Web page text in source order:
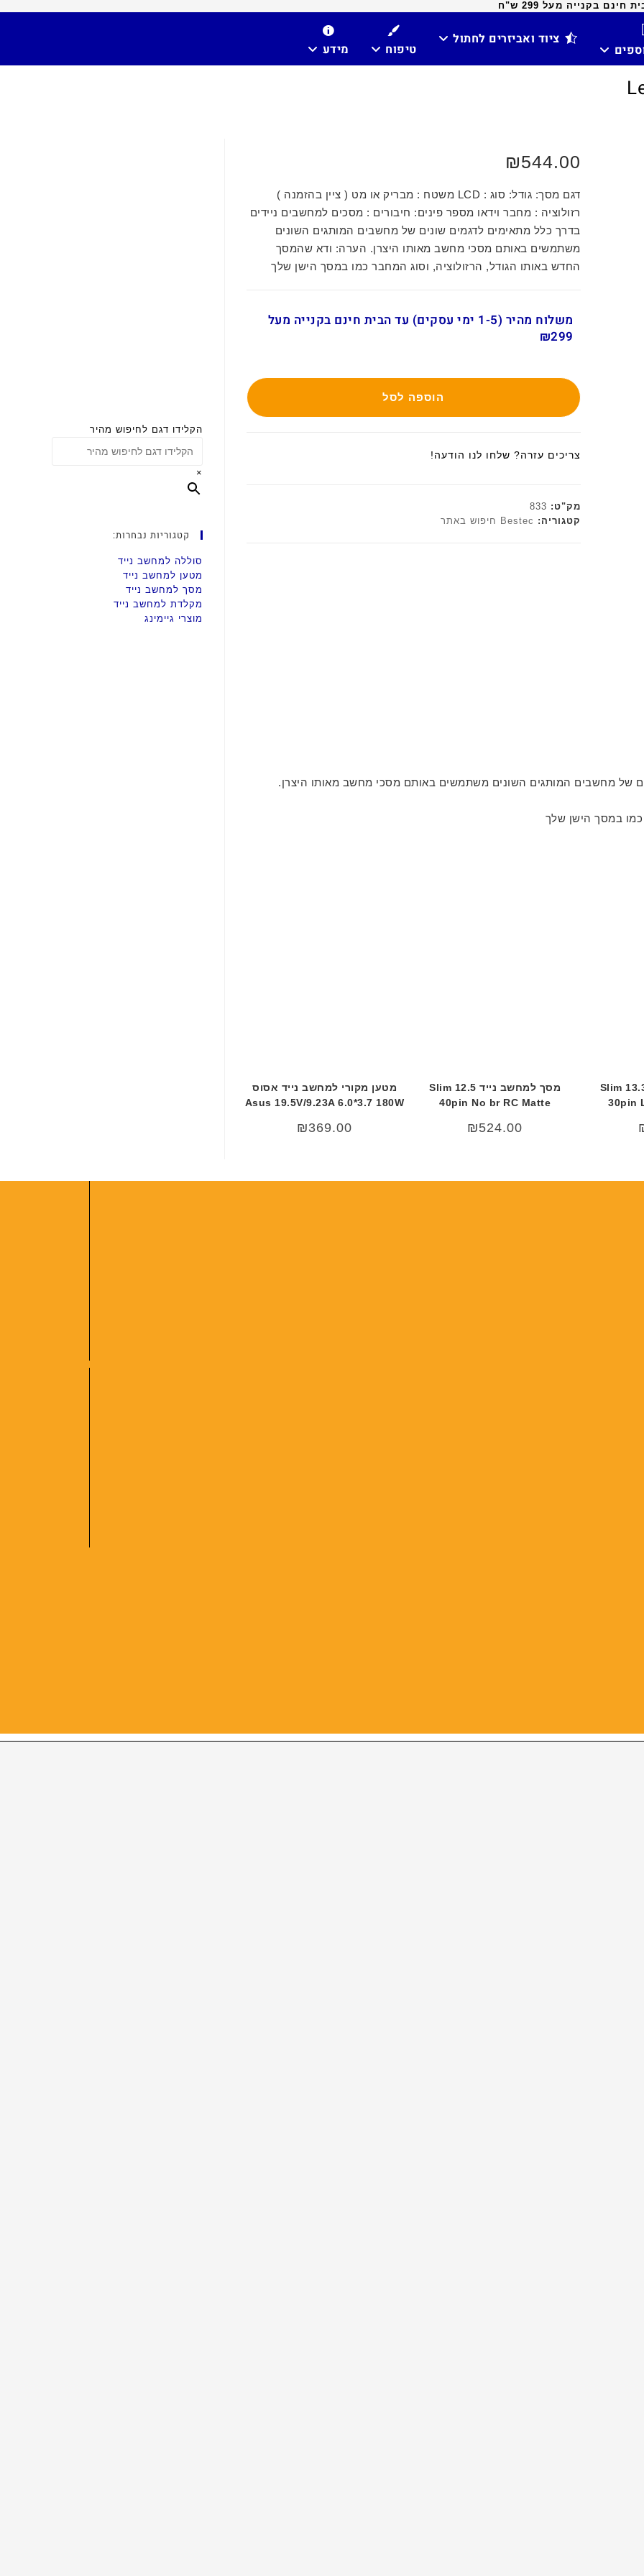
בקנייה מעל 299 ש"ח
ציוד ואביזרים לחתול
טיפוח מידע
₪544.00
דגם מסך: גודל: סוג : LCD משטח : מבריק או מט ( ציין בהזמנה )
רזולוציה : מחבר וידאו מספר פינים: חיבורים : מסכים למחשבים ניידים
בדרך כלל מתאימים לדגמים שונים של מחשבים המותגים השונים
משתמשים באותם מסכי מחשב מאותו היצרן. הערה: ודא שהמסך
החדש באותו הגודל, הרזולוציה, וסוג המחבר כמו במסך הישן שלך
משלוח מהיר (1-5 ימי עסקים) עד הבית חינם בקנייה מעל
₪299
הוספה לסל
צריכים עזרה? שלחו לנו הודעה!
מק"ט: 833
קטגוריה: Bestec חיפוש באתר
של מחשבים המותגים השונים משתמשים באותם מסכי מחשב מאותו היצרן.
במסך הישן שלך
מסך למחשב נייד 13.3 Slim
30pin
מסך למחשב נייד 12.5 Slim
40pin No br RC Matte
₪524.00
מטען מקורי למחשב נייד אסוס
Asus 19.5V/9.23A 6.0*3.7 180W
₪369.00
הקלידו דגם לחיפוש מהיר
×
קטגוריות נבחרות:
סוללה למחשב נייד
מטען למחשב נייד
מסך למחשב נייד
מקלדת למחשב נייד
מוצרי גיימינג